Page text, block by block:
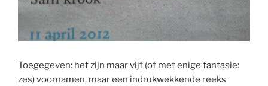
Toegegeven: het zijn maar vijf (of met enige fantasie:
zes) voornamen, maar een indrukwekkende reeks